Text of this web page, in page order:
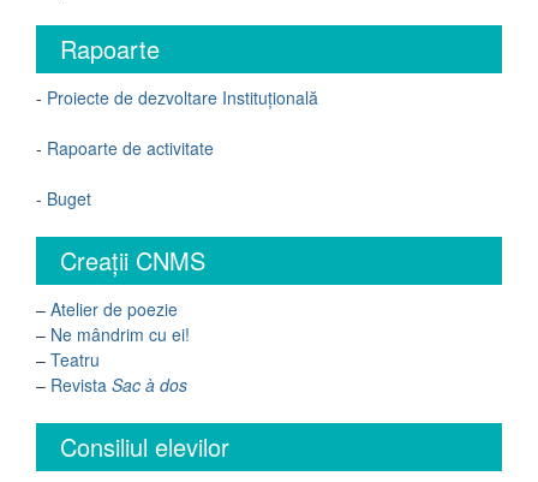
Rapoarte
- Proiecte de dezvoltare Instituțională
- Rapoarte de activitate
- Buget
Creații CNMS
– Atelier de poezie
– Ne mândrim cu ei!
– Teatru
– Revista Sac à dos
Consiliul elevilor